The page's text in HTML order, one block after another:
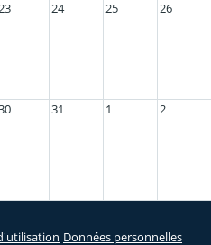
23 24 25 26
31 1 2
Données personnelles